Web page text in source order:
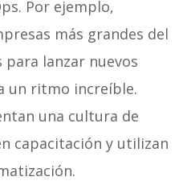
Por ejemplo,
más grandes del
lanzar nuevos
un ritmo increíble.
una cultura de
capacitación y utilizan